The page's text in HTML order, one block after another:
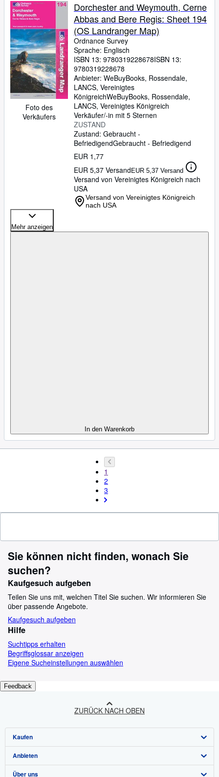
Foto des
Verkäufers
Dorchester and Weymouth, Cerne
Abbas and Bere Regis: Sheet 194
(OS Landranger Map)
Ordnance Survey
Sprache: Englisch
ISBN 13: 9780319228678ISBN 13:
9780319228678
Anbieter: WeBuyBooks, Rossendale,
LANCS, Vereinigtes
KönigreichWeBuyBooks, Rossendale,
LANCS, Vereinigtes Königreich
Verkäufer/-in mit 5 Sternen
ZUSTAND
Zustand: Gebraucht -
BefriedigendGebraucht - Befriedigend
EUR 1,77
EUR 5,37 VersandEUR 5,37 Versand
Versand von Vereinigtes Königreich nach
USA
Versand von Vereinigtes Königreich
nach USA
Mehr anzeigen
In den Warenkorb
1
2
3
Sie können nicht finden, wonach Sie
suchen?
Kaufgesuch aufgeben
Teilen Sie uns mit, welchen Titel Sie suchen. Wir informieren Sie
über passende Angebote.
Kaufgesuch aufgeben
Hilfe
Suchtipps erhalten
Begriffsglossar anzeigen
Eigene Sucheinstellungen auswählen
Feedback
ZURÜCK NACH OBEN
Kaufen
Detailsuche
Sammlungen
Anbieten
Verkäufer werden
Über uns